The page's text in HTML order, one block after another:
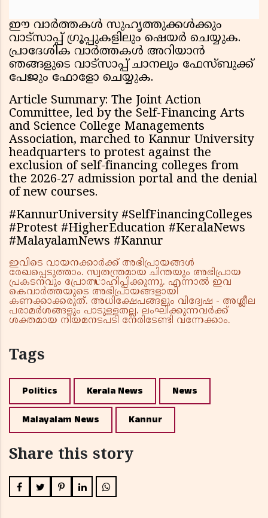
ഈ വാർത്തകൾ സുഹൃത്തുക്കൾക്കും
വാട്സാപ്പ് ഗ്രൂപ്പുകളിലും ഷെയർ ചെയ്യുക.
പ്രാദേശിക വാർത്തകൾ അറിയാൻ
ഞങ്ങളുടെ വാട്സാപ്പ് ചാനലും ഫേസ്ബുക്ക്
പേജും ഫോളോ ചെയ്യുക.
Article Summary: The Joint Action
Committee, led by the Self-Financing Arts
and Science College Managements
Association, marched to Kannur University
headquarters to protest against the
exclusion of self-financing colleges from
the 2026-27 admission portal and the denial
of new courses.
#KannurUniversity #SelfFinancingColleges
#Protest #HigherEducation #KeralaNews
#MalayalamNews #Kannur
ഇവിടെ വായനക്കാർക്ക് അഭിപ്രായങ്ങൾ
രേഖപ്പെടുത്താം. സ്വതന്ത്രമായ ചിന്തയും അഭിപ്രായ
പ്രകടനവും പ്രോത്സാഹിപ്പിക്കുന്നു. എന്നാൽ ഇവ
കെവാർത്തയുടെ അഭിപ്രായങ്ങളായി
കണക്കാക്കരുത്. അധിക്ഷേപങ്ങളും വിദ്വേഷ - അശ്ലീല
പരാമർശങ്ങളും പാടുള്ളതല്ല. ലംഘിക്കുന്നവർക്ക്
ശക്തമായ നിയമനടപടി നേരിടേണ്ടി വന്നേക്കാം.
Tags
Politics Kerala News News
Malayalam News Kannur
Share this story